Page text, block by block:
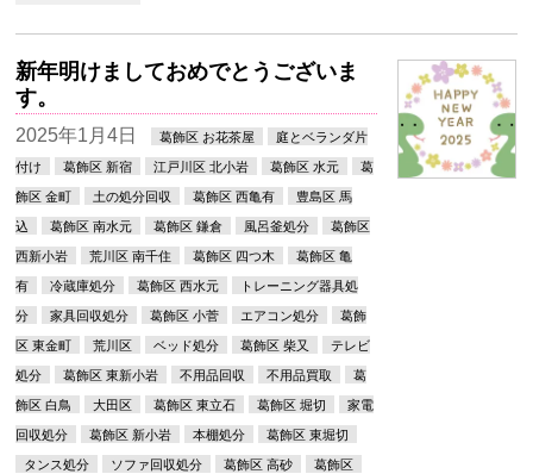
新年明けましておめでとうございま
す。
2025年1月4日 葛飾区 お花茶屋 庭とベランダ片
付け 葛飾区 新宿 江戸川区 北小岩 葛飾区 水元 葛
飾区 金町 土の処分回収 葛飾区 西亀有 豊島区 馬
込 葛飾区 南水元 葛飾区 鎌倉 風呂釜処分 葛飾区
西新小岩 荒川区 南千住 葛飾区 四つ木 葛飾区 亀
有 冷蔵庫処分 葛飾区 西水元 トレーニング器具処
分 家具回収処分 葛飾区 小菅 エアコン処分 葛飾
区 東金町 荒川区 ベッド処分 葛飾区 柴又 テレビ
処分 葛飾区 東新小岩 不用品回収 不用品買取 葛
飾区 白鳥 大田区 葛飾区 東立石 葛飾区 堀切 家電
回収処分 葛飾区 新小岩 本棚処分 葛飾区 東堀切
タンス処分 ソファ回収処分 葛飾区 高砂 葛飾区